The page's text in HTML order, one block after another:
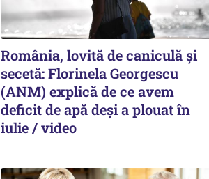
România, lovită de caniculă și
secetă: Florinela Georgescu
(ANM) explică de ce avem
deficit de apă deși a plouat în
iulie / video